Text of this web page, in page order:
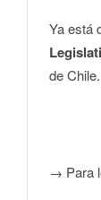
Ya está
de Chile.
→ Para